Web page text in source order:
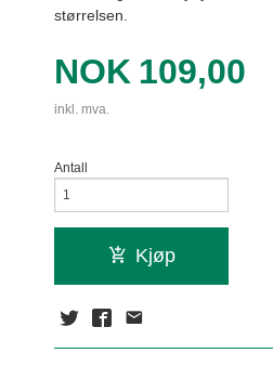
størrelsen.
Pris
NOK 109,00
inkl. mva.
Antall
Kjøp